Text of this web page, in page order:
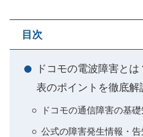
目次
ドコモの電波障害と
表のポイントを徹底解
ドコモの通信障害の基
公式の障害発生情報・